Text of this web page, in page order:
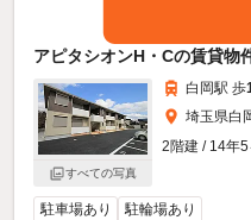
アピタシオンH・Cの賃貸物
すべての写真
白岡駅 歩
埼玉県白
2階建 / 14年
駐車場あり 駐輪場あり